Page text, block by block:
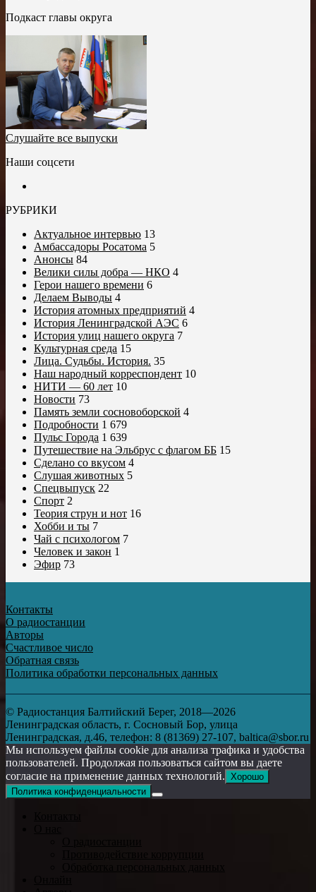
Подкаст главы округа
Слушайте все выпуски
Наши соцсети
РУБРИКИ
Актуальное интервью 13
Амбассадоры Росатома 5
Анонсы 84
Велики силы добра — НКО 4
Герои нашего времени 6
Делаем Выводы 4
История атомных предприятий 4
История Ленинградской АЭС 6
История улиц нашего округа 7
Культурная среда 15
Лица. Судьбы. История. 35
Наш народный корреспондент 10
НИТИ — 60 лет 10
Новости 73
Память земли сосновоборской 4
Подробности 1 679
Пульс Города 1 639
Путешествие на Эльбрус с флагом ББ 15
Сделано со вкусом 4
Слушая животных 5
Спецвыпуск 22
Спорт 2
Теория струн и нот 16
Хобби и ты 7
Чай с психологом 7
Человек и закон 1
Эфир 73
Контакты
О радиостанции
Авторы
Счастливое число
Обратная связь
Политика обработки персональных данных
© Радиостанция Балтийский Берег, 2018—2026
Ленинградская область, г. Сосновый Бор, улица
Ленинградская, д.46, телефон: 8 (81369) 27-107, baltica@sbor.ru
Мы используем файлы cookie для анализа трафика и удобства
пользователей. Продолжая пользоваться сайтом вы даете
согласие на применение данных технологий. Хорошо
Политика конфиденциальности